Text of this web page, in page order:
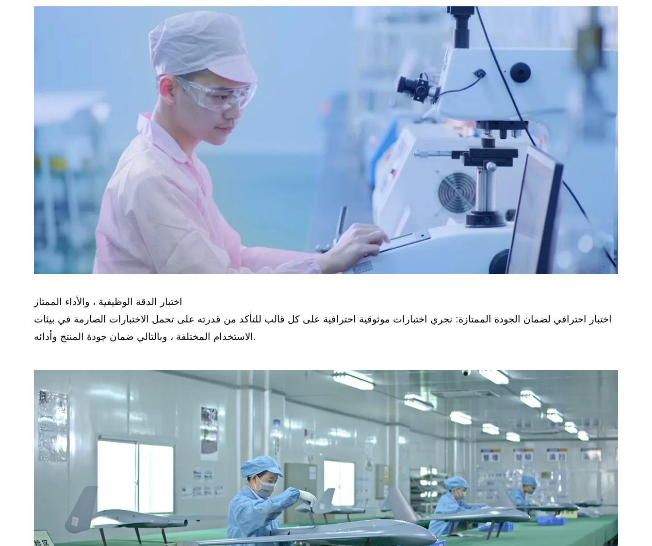
اختبار الدقة الوظيفية ، والأداء الممتاز
اختبار احترافي لضمان الجودة الممتازة: نجري اختبارات موثوقية احترافية على كل قالب للتأكد من قدرته على تحمل الاختبارات الصارمة في بيئات
الاستخدام المختلفة ، وبالتالي ضمان جودة المنتج وأدائه.